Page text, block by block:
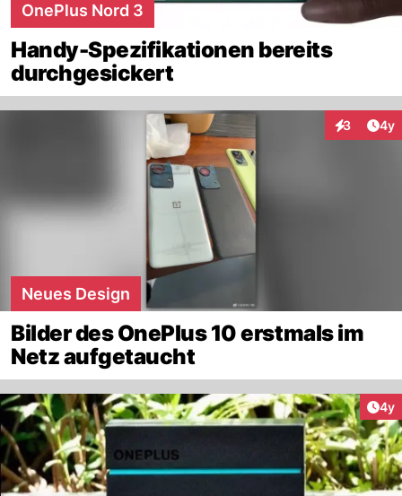
OnePlus Nord 3
Handy-Spezifikationen bereits
durchgesickert
3 4y
Neues Design
Bilder des OnePlus 10 erstmals im
Netz aufgetaucht
4y